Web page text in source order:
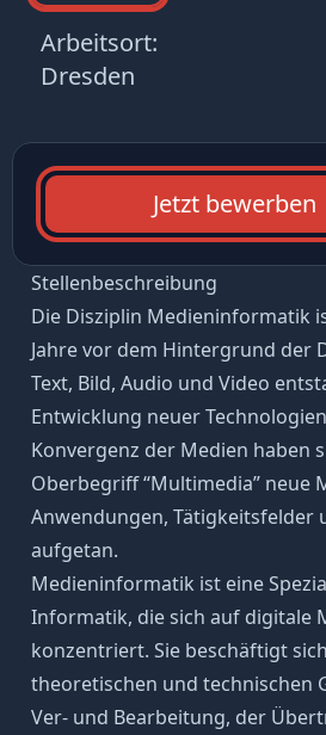
Arbeitsort:
Dresden
Jetzt bewerben
Stellenbeschreibung
Die Disziplin Medieninformatik
Jahre vor dem Hintergrund der
Text, Bild, Audio und Video
Entwicklung neuer
Konvergenz der Medien haben
Oberbegriff “Multimedia” neue
Anwendungen, Tätigkeitsfelder
aufgetan.
Medieninformatik ist eine
Informatik, die sich auf digitale
konzentriert. Sie beschäftigt
theoretischen und technischen
Ver- und Bearbeitung, der